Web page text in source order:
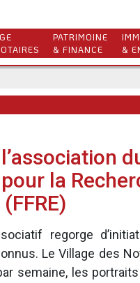
PATRIMOINE
& FINANCE
&
la
regorge
Le Village des
semaine, les